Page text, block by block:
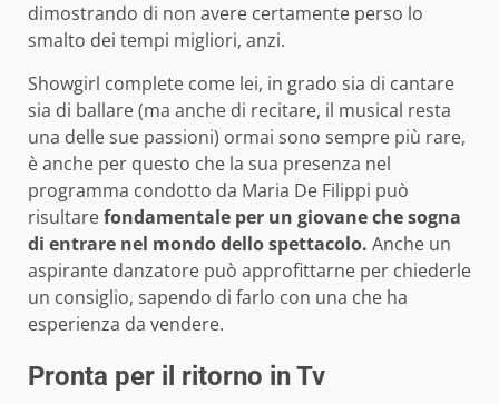
dimostrando di non avere certamente perso lo
smalto dei tempi migliori, anzi.
Showgirl complete come lei, in grado sia di cantare
sia di ballare (ma anche di recitare, il musical resta
una delle sue passioni) ormai sono sempre più rare,
è anche per questo che la sua presenza nel
programma condotto da Maria De Filippi può
risultarefondamentale per un giovane che sogna
di entrare nel mondo dello spettacolo. Anche un
aspirante danzatore può approfittarne per chiederle
un consiglio, sapendo di farlo con una che ha
esperienza da vendere.
Pronta per il ritorno in Tv